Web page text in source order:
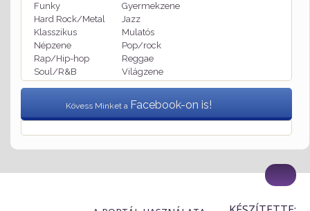
Funky
Gyermekzene
Hard Rock/Metal
Jazz
Klasszikus
Mulatós
Népzene
Pop/rock
Rap/Hip-hop
Reggae
Soul/R&B
Világzene
Kövess Minket a Facebook-on is!